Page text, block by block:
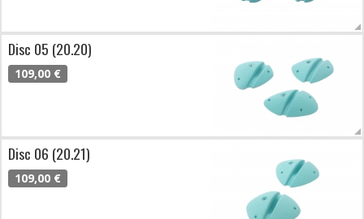
Disc 05 (20.20)
109,00 €
Disc 06 (20.21)
109,00 €